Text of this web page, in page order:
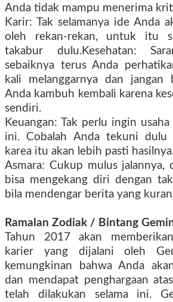
Anda tidak mampu menerima
Karir: Tak selamanya ide Anda
oleh rekan-rekan, untuk itu
takabur dulu.Kesehatan:
sebaiknya terus Anda
kali melanggarnya dan jangan
Anda kambuh kembali karena
sendiri.
Keuangan: Tak perlu ingin
ini. Cobalah Anda tekuni dulu
karea itu akan lebih pasti
Asmara: Cukup mulus jalannya,
bisa mengekang diri dengan
bila mendengar berita yang
Ramalan Zodiak / Bintang
Tahun 2017 akan
karier yang dijalani oleh
kemungkinan bahwa Anda
dan mendapat penghargaan
telah dilakukan selama ini.